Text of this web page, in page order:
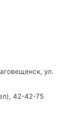
ул.
42-42-75